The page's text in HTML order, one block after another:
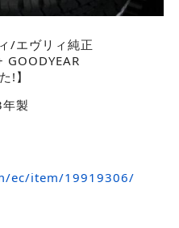
/エヴリィ純正
GOODYEAR
!】
製
ec/item/19919306/